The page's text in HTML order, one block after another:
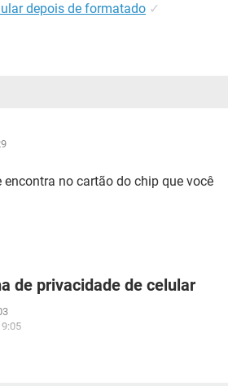
depois de formatado ✓
encontra no cartão do chip que você
de privacidade de celular